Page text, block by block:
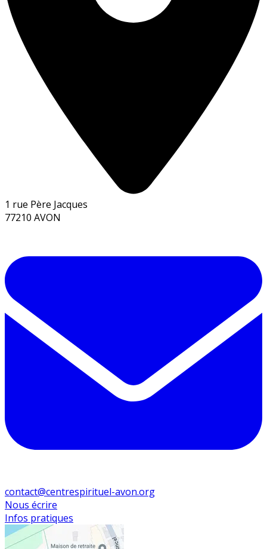
1 rue Père Jacques
77210 AVON
contact@centrespirituel-avon.org
Nous écrire
Infos pratiques